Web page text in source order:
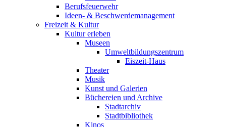
Berufsfeuerwehr
Ideen- & Beschwerdemanagement
Freizeit & Kultur
Kultur erleben
Museen
Umweltbildungszentrum
Eiszeit-Haus
Theater
Musik
Kunst und Galerien
Büchereien und Archive
Stadtarchiv
Stadtbibliothek
Kinos